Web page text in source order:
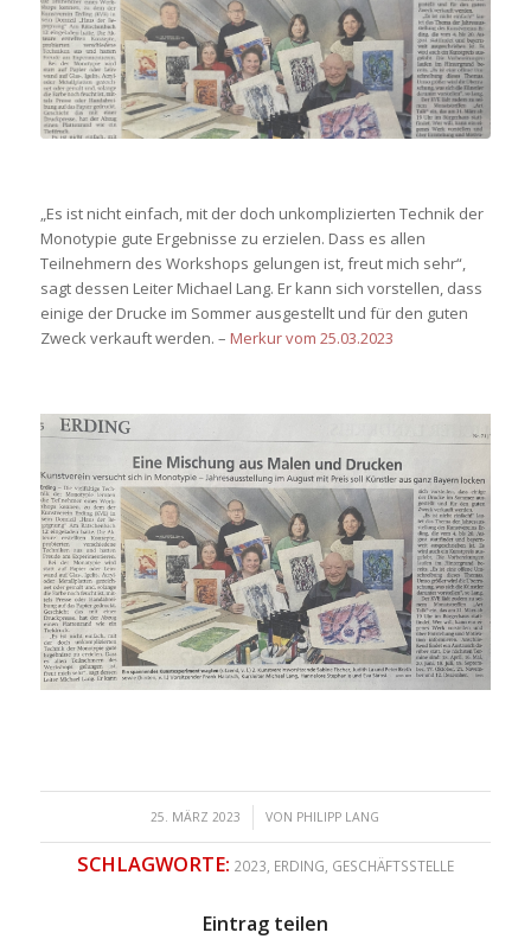
„Es ist nicht einfach, mit der doch unkomplizierten Technik der
Monotypie gute Ergebnisse zu erzielen. Dass es allen
Teilnehmern des Workshops gelungen ist, freut mich sehr“,
sagt dessen Leiter Michael Lang. Er kann sich vorstellen, dass
einige der Drucke im Sommer ausgestellt und für den guten
Zweck verkauft werden. – Merkur vom 25.03.2023
25. MÄRZ 2023
/ VON PHILIPP LANG
SCHLAGWORTE: 2023, ERDING, GESCHÄFTSSTELLE
Eintrag teilen